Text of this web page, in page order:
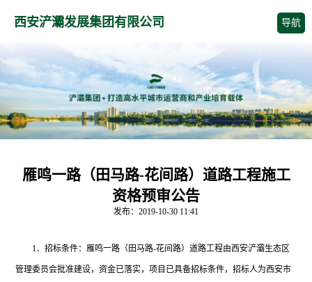
西安浐灞发展集团有限公司 导航
雁鸣一路（田马路-花间路）道路工程施工
资格预审公告
发布：2019-10-30 11:41
1．招标条件：雁鸣一路（田马路-花间路）道路工程由西安浐灞生态区
管理委员会批准建设，资金已落实，项目已具备招标条件，招标人为西安市